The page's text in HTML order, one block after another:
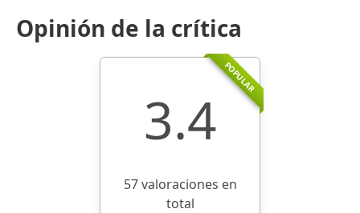
Opinión de la crítica
POPULAR
3.4
57 valoraciones en
total